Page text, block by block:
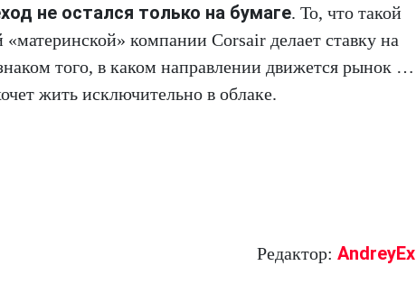
не остался только на бумаге. То, что такой
компании Corsair делает ставку на
того, в каком направлении движется рынок …
жить исключительно в облаке.
Редактор: AndreyEx